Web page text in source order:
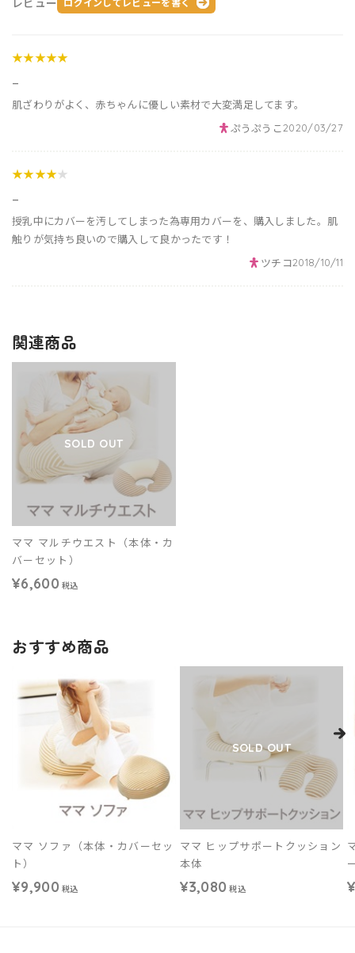
★★★★★
肌ざわりがよく、赤ちゃんに優しい素材で大変満足してます。
ぷうぷうこ2020/03/27
★★★★★
授乳中にカバーを汚してしまった為専用カバーを、購入しました。肌
触りが気持ち良いので購入して良かったです！
ツチコ2018/10/11
関連商品
SOLD OUT
ママ マルチウエスト（本体・カ
バーセット）
¥6,600 税込
おすすめ商品
ママ ソファ（本体・カバーセッ
ト）
¥9,900 税込
SOLD OUT
ママ ヒップサポートクッション
本体
¥3,080 税込